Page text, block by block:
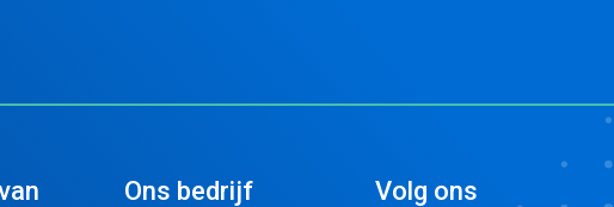
Ons bedrijf Volg ons